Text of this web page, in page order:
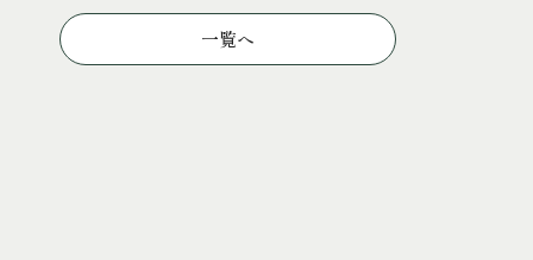
一覧へ